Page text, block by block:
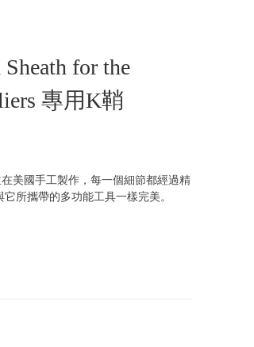
for the
專用K鞘
美國手工製作，每一個細節都經過精
所攜帶的多功能工具一樣完美。